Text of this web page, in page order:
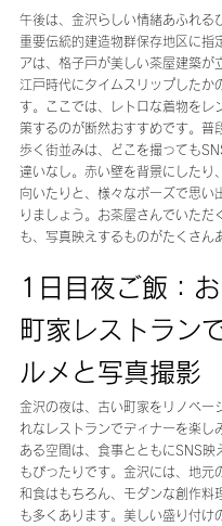
午後は、金沢らしい情緒あふれる
重要伝統的建造物群保存地区に指
アは、格子戸が美しい茶屋建築が
江戸時代にタイムスリップしたか
す。ここでは、レトロな着物をレ
策するのが断然おすすめです。普
歩く街並みは、どこを撮っても
違いなし。赤い壁を背景にしたり
向いたりと、様々なポーズで思い
りましょう。お茶屋さんでいただ
も、写真映えするものがたくさん
1日目夜ご飯：
町家レストラン
ルメと写真撮影
金沢の夜は、古い町家をリノベー
れなレストランでディナーを楽し
ある空間は、食事とともにSNS映
もぴったりです。金沢には、地元
和食はもちろん、モダンな創作料
も多くあります。美しい盛り付け